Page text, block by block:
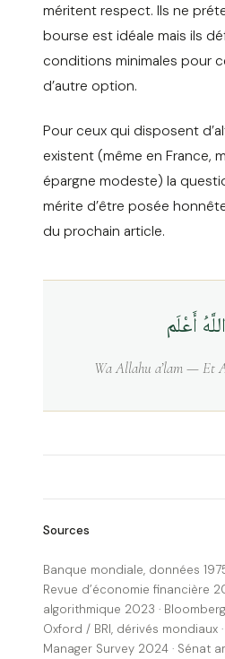
méritent respect. Ils ne
bourse est idéale mais ils
conditions minimales pour
d’autre option.
Pour ceux qui disposent
existent (même en France,
épargne modeste) la
mérite d’être posée
du prochain article.
أَعْلَم
Wa Allahu a’lam — Et
Sources
Banque mondiale, données
Revue d’économie financière
algorithmique 2023 ·
Oxford / BRI, dérivés mondiaux
Manager Survey 2024 · Sénat